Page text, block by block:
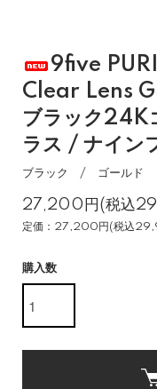
9five
Clear Lens
ブラック24K
ラス / ナイン
ブラック / ゴールド
27,200円(税込
定価：27,200円(税込
購入数